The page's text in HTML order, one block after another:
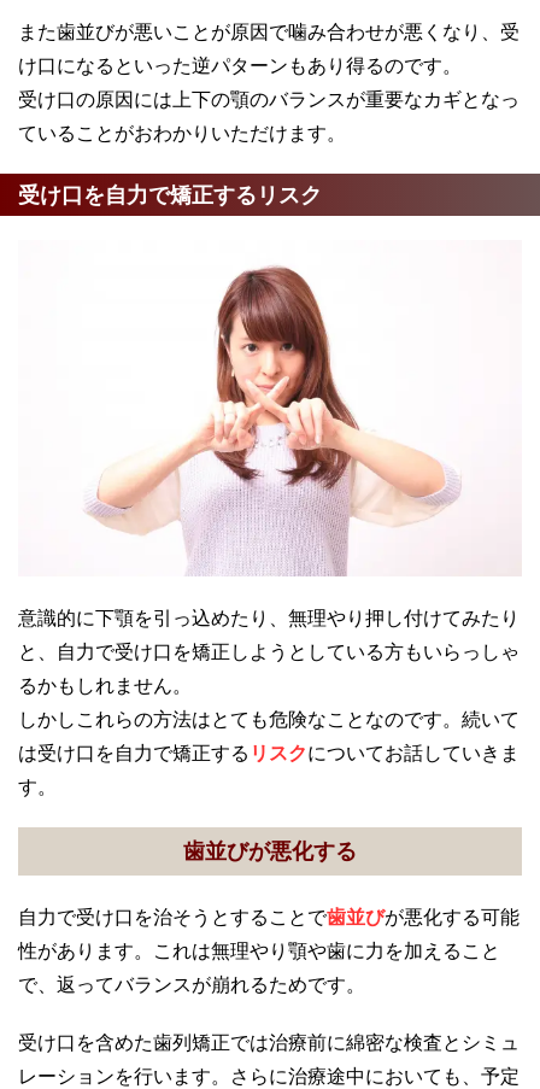
また歯並びが悪いことが原因で噛み合わせが悪くなり、受
け口になるといった逆パターンもあり得るのです。
受け口の原因には上下の顎のバランスが重要なカギとなっ
ていることがおわかりいただけます。
受け口を自力で矯正するリスク
意識的に下顎を引っ込めたり、無理やり押し付けてみたり
と、自力で受け口を矯正しようとしている方もいらっしゃ
るかもしれません。
しかしこれらの方法はとても危険なことなのです。続いて
は受け口を自力で矯正する リスクについてお話していきま
す。
歯並びが悪化する
自力で受け口を治そうとすることで歯並びが悪化する可能
性があります。これは無理やり顎や歯に力を加えること
で、返ってバランスが崩れるためです。
受け口を含めた歯列矯正では治療前に綿密な検査とシミュ
レーションを行います。さらに治療途中においても、予定